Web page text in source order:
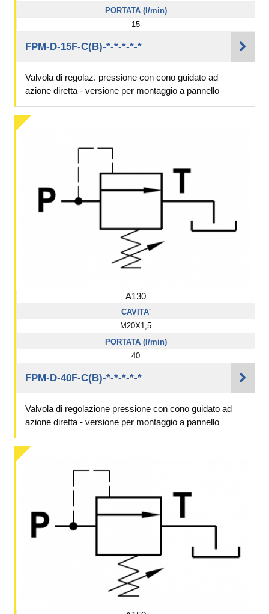
PORTATA (l/min)
15
FPM-D-15F-C(B)-*-*-*-*-*
Valvola di regolaz. pressione con cono guidato ad
azione diretta - versione per montaggio a pannello
A130
CAVITA'
M20X1,5
PORTATA (l/min)
40
FPM-D-40F-C(B)-*-*-*-*-*
Valvola di regolazione pressione con cono guidato ad
azione diretta - versione per montaggio a pannello